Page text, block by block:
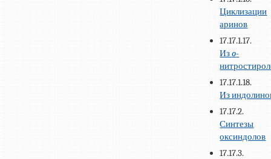
Циклизации
аринов
17.17.1.17.
Изo-
17.17.1.18.
Из
17.17.2.
Синтезы
оксиндолов
17.17.3.